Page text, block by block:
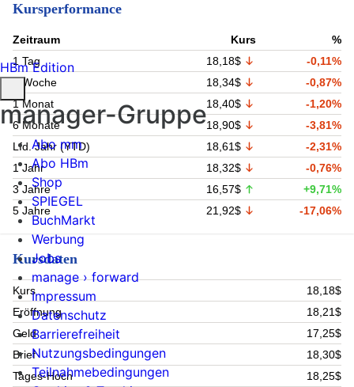
Kursperformance
Zeitraum Kurs
%
1 Tag
18,18$
-0,11%
1 Woche
18,34$
-0,87%
1 Monat
18,40$
-1,20%
6 Monate
18,90$
-3,81%
Lfd. Jahr (YTD)
18,61$
-2,31%
1 Jahr
18,32$
-0,76%
3 Jahre
16,57$
+9,71%
5 Jahre
21,92$ -17,06%
Kursdaten
Kurs
18,18$
Eröffnung
18,21$
Geld
17,25$
Brief
18,30$
Tages-Hoch
18,25$
HBm Edition
manager-Gruppe
Abo mm
Abo HBm
Shop
SPIEGEL
BuchMarkt
Werbung
Jobs
manage › forward
Impressum
Datenschutz
Barrierefreiheit
Nutzungsbedingungen
Teilnahmebedingungen